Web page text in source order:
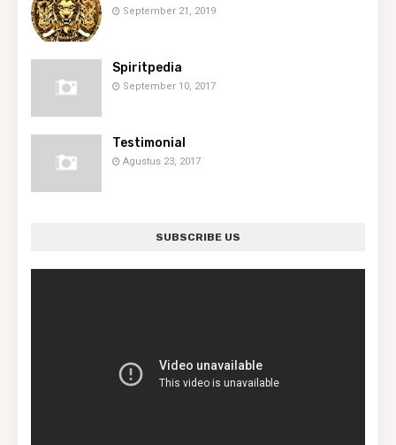
September 21, 2019
Spiritpedia
September 10, 2017
Testimonial
Agustus 23, 2017
SUBSCRIBE US